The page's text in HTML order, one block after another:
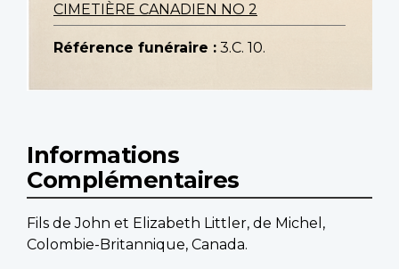
CIMETIÈRE CANADIEN NO 2
Référence funéraire : 3.C. 10.
Informations
Complémentaires
Fils de John et Elizabeth Littler, de Michel,
Colombie-Britannique, Canada.